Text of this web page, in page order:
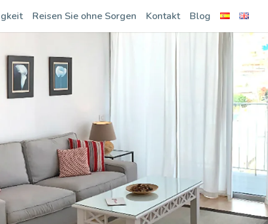
Reisen Sie ohne Sorgen Kontakt Blog